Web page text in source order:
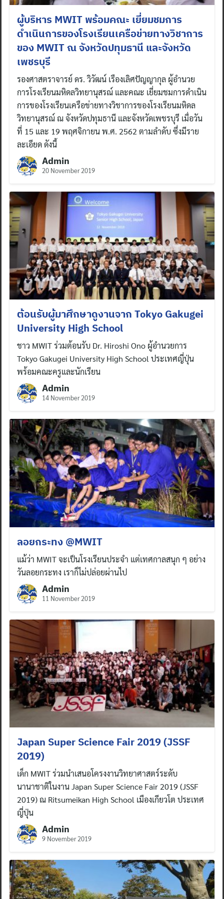
ผู้บริหาร MWIT พร้อมคณะ เยี่ยมชมการ
ดำเนินการของโรงเรียนเครือข่ายทางวิชาการ
ของ MWIT ณ จังหวัดปทุมธานี และจังหวัด
เพชรบุรี
รองศาสตราจารย์ ดร. วิวัฒน์ เรืองเลิศปัญญากุล ผู้อำนวย
การโรงเรียนมหิดลวิทยานุสรณ์ และคณะ เยี่ยมชมการดำเนิน
การของโรงเรียนเครือข่ายทางวิชาการของโรงเรียนมหิดล
วิทยานุสรณ์ ณ จังหวัดปทุมธานี และจังหวัดเพชรบุรี เมื่อวัน
ที่ 15 และ 19 พฤศจิกายน พ.ศ. 2562 ตามลำดับ ซึ่งมีราย
ละเอียด ดังนี้
Admin
20 November 2019
ต้อนรับผู้มาศึกษาดูงานจาก Tokyo Gakugei
University High School
ชาว MWIT ร่วมต้อนรับ Dr. Hiroshi Ono ผู้อำนวยการ
Tokyo Gakugei University High School ประเทศญี่ปุ่น
พร้อมคณะครูและนักเรียน
Admin
14 November 2019
ลอยกระทง @MWIT
แม้ว่า MWIT จะเป็นโรงเรียนประจำ แต่เทศกาลสนุก ๆ อย่าง
วันลอยกระทง เราก็ไม่ปล่อยผ่านไป
Admin
11 November 2019
Japan Super Science Fair 2019 (JSSF
2019)
เด็ก MWIT ร่วมนำเสนอโครงงานวิทยาศาสตร์ระดับ
นานาชาติในงาน Japan Super Science Fair 2019 (JSSF
2019) ณ Ritsumeikan High School เมืองเกียวโต ประเทศ
ญี่ปุ่น
Admin
9 November 2019